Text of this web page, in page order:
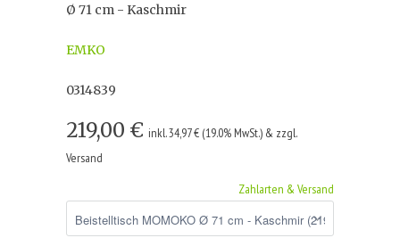
Ø 71 cm - Kaschmir
EMKO
0314839
219,00 € inkl. 34,97 € (19.0% MwSt.) & zzgl.
Versand
Zahlarten & Versand